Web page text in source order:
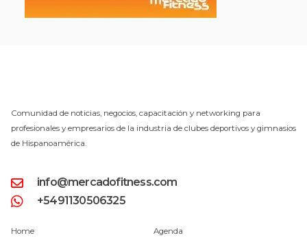
Comunidad de noticias, negocios, capacitación y networking para
profesionales y empresarios de la industria de clubes deportivos y gimnasios
de Hispanoamérica.
info@mercadofitness.com
+5491130506325
Home Agenda